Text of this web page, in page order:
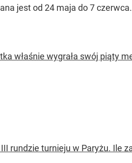
jest od 24 maja do 7 czerwca.
właśnie wygrała swój piąty
rundzie turnieju w Paryżu. Ile